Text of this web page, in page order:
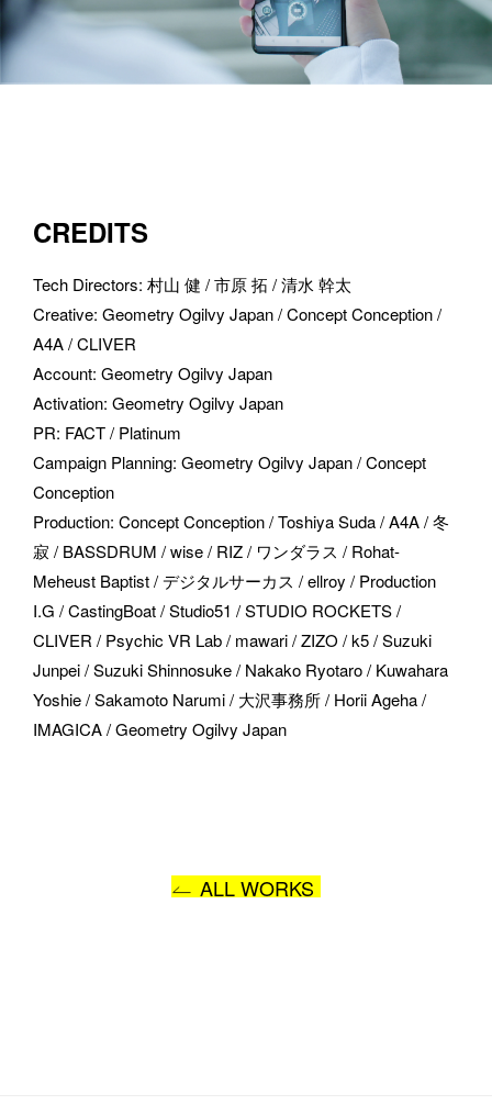
CREDITS
Tech Directors: 村山 健 / 市原 拓 / 清水 幹太
Creative: Geometry Ogilvy Japan / Concept Conception /
A4A / CLIVER
Account: Geometry Ogilvy Japan
Activation: Geometry Ogilvy Japan
PR: FACT / Platinum
Campaign Planning: Geometry Ogilvy Japan / Concept
Conception
Production: Concept Conception / Toshiya Suda / A4A / 冬
寂 / BASSDRUM / wise / RIZ / ワンダラス / Rohat-
Meheust Baptist / デジタルサーカス / ellroy / Production
I.G / CastingBoat / Studio51 / STUDIO ROCKETS /
CLIVER / Psychic VR Lab / mawari / ZIZO / k5 / Suzuki
Junpei / Suzuki Shinnosuke / Nakako Ryotaro / Kuwahara
Yoshie / Sakamoto Narumi / 大沢事務所 / Horii Ageha /
IMAGICA / Geometry Ogilvy Japan
ALL WORKS
送信